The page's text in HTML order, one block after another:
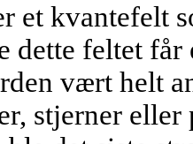
et kvantefelt
dette feltet
vært helt
stjerner eller